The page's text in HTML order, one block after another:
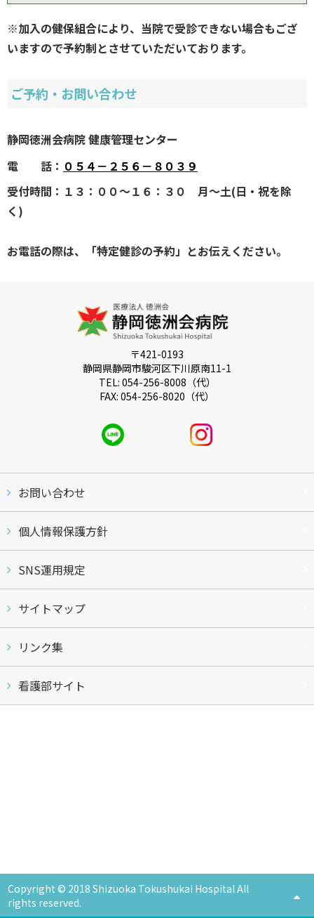
※加入の健保組合により、当院で受診できない場合もござ
いますので予約制とさせていただいております。
ご予約・お問い合わせ
静岡徳洲会病院 健康管理センター
電 話： ０５４－２５６－８０３９
受付時間：１３：００～１６：３０ 月～土(日・祝を除
く)
お電話の際は、「特定健診の予約」とお伝えください。
〒421-0193
静岡県静岡市駿河区下川原南11-1
TEL: 054-256-8008（代）
FAX: 054-256-8020（代）
お問い合わせ
個人情報保護方針
SNS運用規定
サイトマップ
リンク集
看護部サイト
Copyright © 2018 Shizuoka Tokushukai Hospital All
rights reserved.